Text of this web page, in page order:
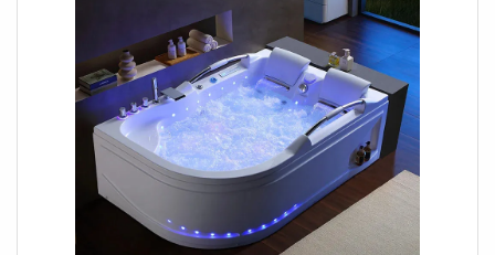
propice à la détente, ce modèle de baignoire balnéo
asymétrique de 180 cm est équipé d'une radio. Installé
confortablement, la tête contre l'appuie tête, profitez de
ce moment en musique pour vous relaxer. L'entretien de
cette baignoire balnéo de 180 x120 est rapide et facile. Ce
modèle bénéficie d'une garantie de 5 ans. Le + de ma
baignoire balnéo 180 x121 cm : choisissez la finition droite
ou gauche pour une intégration parfaite de cette
baignoire asymétrique de 180cm de long dans votre salle
de bain, grâce à son angle droit.